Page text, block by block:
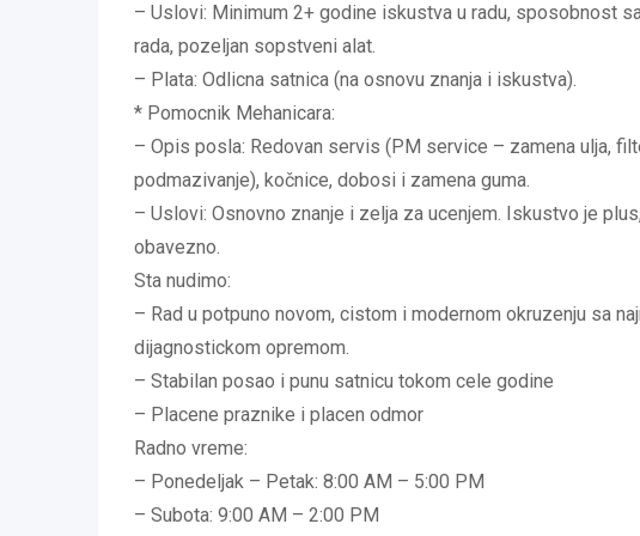
– Uslovi: Minimum 2+ godine iskustva u radu, sposobnost
rada, pozeljan sopstveni alat.
– Plata: Odlicna satnica (na osnovu znanja i iskustva).
* Pomocnik Mehanicara:
– Opis posla: Redovan servis (PM service – zamena ulja,
podmazivanje), kočnice, dobosi i zamena guma.
– Uslovi: Osnovno znanje i zelja za ucenjem. Iskustvo je
obavezno.
Sta nudimo:
– Rad u potpuno novom, cistom i modernom okruzenju sa
dijagnostickom opremom.
– Stabilan posao i punu satnicu tokom cele godine
– Placene praznike i placen odmor
Radno vreme:
– Ponedeljak – Petak: 8:00 AM – 5:00 PM
– Subota: 9:00 AM – 2:00 PM